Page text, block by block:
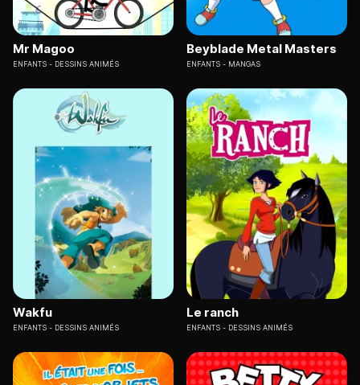
Mr Magoo
ENFANTS DESSINS ANIMÉS
Beyblade Metal Masters
ENFANTS MANGAS
Wakfu
ENFANTS DESSINS ANIMÉS
Le ranch
ENFANTS DESSINS ANIMÉS